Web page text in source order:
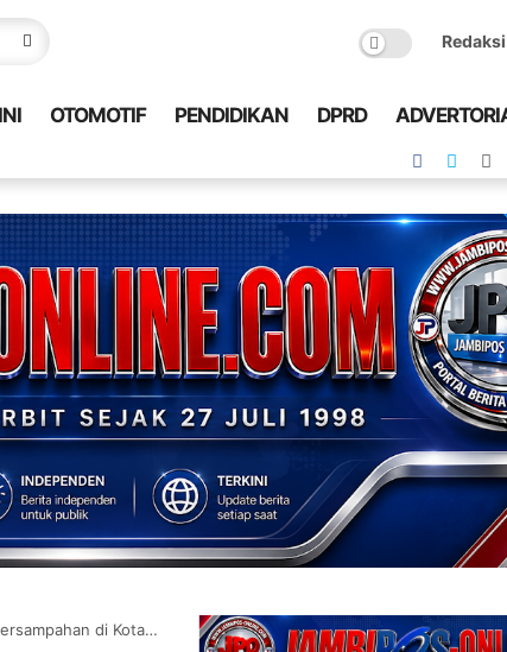
Redaksi
OTOMOTIF PENDIDIKAN DPRD
di Kota Jambi